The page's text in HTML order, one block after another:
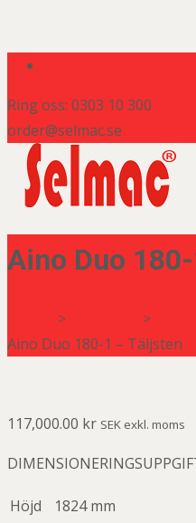
Ring oss: 0303 10 300
order@selmac.se
Aino Duo
> >
Aino Duo 180-1 – Täljsten
117,000.00 kr SEK exkl. moms
Höjd
1824 mm